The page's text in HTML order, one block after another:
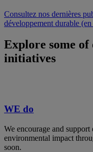
Consultez nos dernières
développement durable
Explore some
initiatives
WE do
We encourage and
environmental impact
soon.